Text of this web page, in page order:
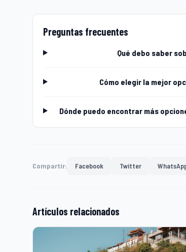
Preguntas frecuentes
Qué debo saber
Cómo elegir la mejor
Dónde puedo encontrar más
Compartir: Facebook Twitter
Artículos relacionados